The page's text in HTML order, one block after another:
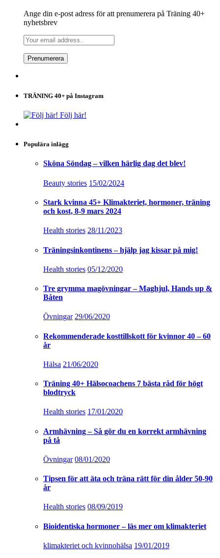
Ange din e-post adress för att prenumerera på Träning 40+
nyhetsbrev
TRÄNING 40+ på Instagram
Följ här!
Populära inlägg
Sköna Söndag – vilken härlig dag det blev!
Beauty stories 15/02/2024
Stark kvinna 45+ Klimakteriet, hormoner, träning
och kost, 8-9 mars 2024
Health stories 28/11/2023
Träningsinkontinens – hjälp jag kissar på mig!
Health stories 05/12/2020
Tre grymma magövningar – Maghjul, Hands up &
Båten
Övningar 29/06/2020
Rekommenderade kosttillskott för kvinnor 40 – 60
år
Hälsa 21/06/2020
Träning 40+ Hälsocoachens 7 bästa råd för högt
blodtryck
Health stories 17/01/2020
Armhävning – Så gör du en korrekt armhävning
på tå
Övningar 08/01/2020
Tipsen för att äta och träna rätt för din ålder 50-90
år
Health stories 08/09/2019
Bioidentiska hormoner – läs mer om klimakteriet
klimakteriet och kvinnohälsa 19/01/2019